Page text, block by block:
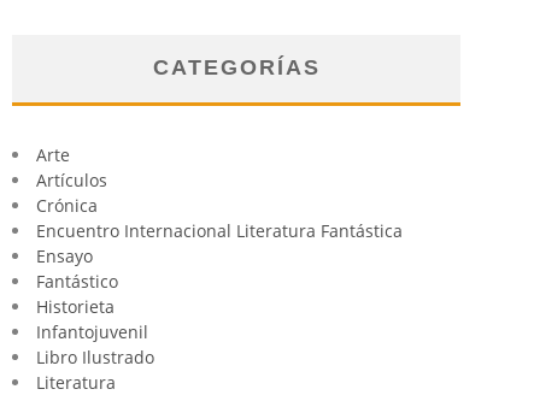
CATEGORÍAS
Arte
Artículos
Crónica
Encuentro Internacional Literatura Fantástica
Ensayo
Fantástico
Historieta
Infantojuvenil
Libro Ilustrado
Literatura